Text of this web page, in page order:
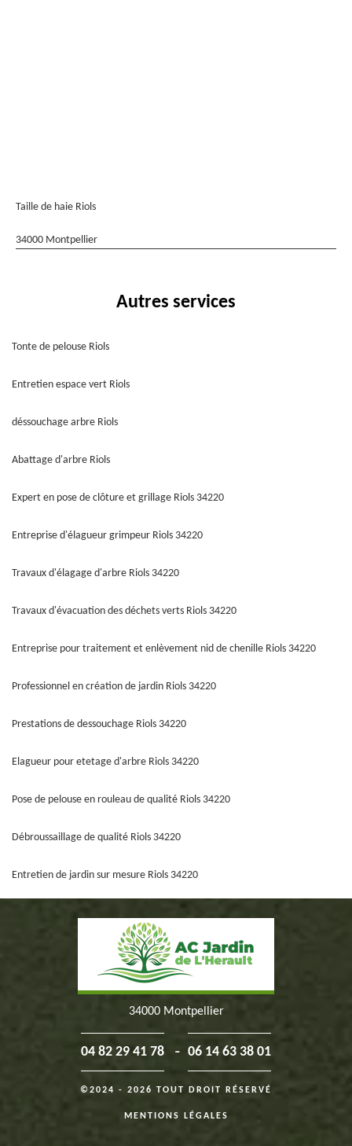
Taille de haie Riols
34000 Montpellier
Autres services
Tonte de pelouse Riols
Entretien espace vert Riols
déssouchage arbre Riols
Abattage d'arbre Riols
Expert en pose de clôture et grillage Riols 34220
Entreprise d'élagueur grimpeur Riols 34220
Travaux d'élagage d'arbre Riols 34220
Travaux d'évacuation des déchets verts Riols 34220
Entreprise pour traitement et enlèvement nid de chenille Riols 34220
Professionnel en création de jardin Riols 34220
Prestations de dessouchage Riols 34220
Elagueur pour etetage d'arbre Riols 34220
Pose de pelouse en rouleau de qualité Riols 34220
Débroussaillage de qualité Riols 34220
Entretien de jardin sur mesure Riols 34220
34000 Montpellier
04 82 29 41 78 - 06 14 63 38 01
©2024 - 2026 TOUT DROIT RÉSERVÉ
MENTIONS LÉGALES